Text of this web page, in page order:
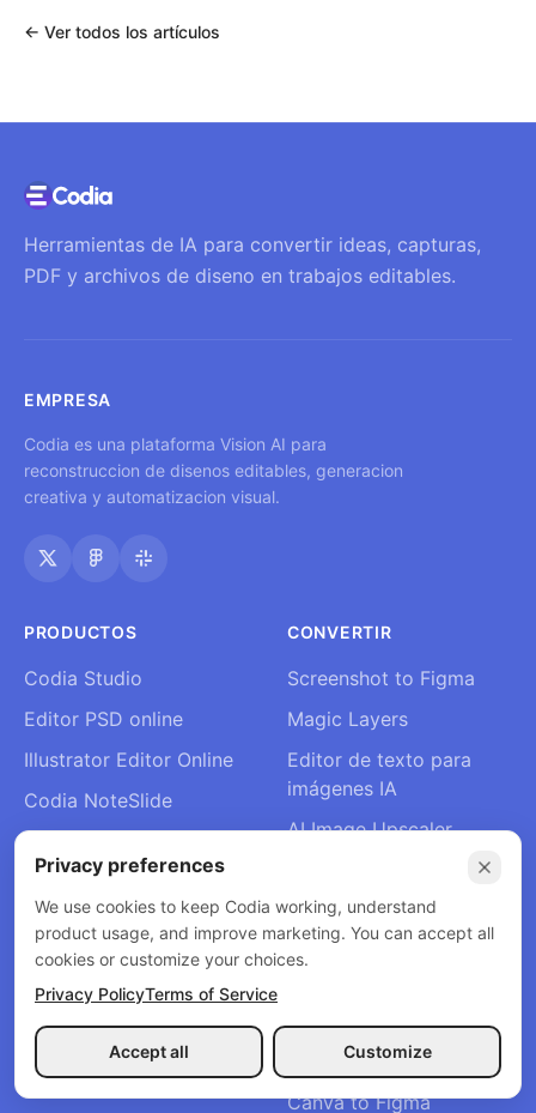
← Ver todos los artículos
Herramientas de IA para convertir ideas, capturas,
PDF y archivos de diseno en trabajos editables.
EMPRESA
Codia es una plataforma Vision AI para
reconstruccion de disenos editables, generacion
creativa y automatizacion visual.
PRODUCTOS
Codia Studio
Editor PSD online
Illustrator Editor Online
Codia NoteSlide
Codia AI Remix
Precios
CONVERTIR
Screenshot to Figma
Magic Layers
Editor de texto para
imágenes IA
AI Image Upscaler
Eliminador de marcas de
agua IA
Quitar fondo
PSD to Figma
Web a Figma
Canva to Figma
Privacy preferences
We use cookies to keep Codia working, understand
product usage, and improve marketing. You can accept all
cookies or customize your choices.
Privacy PolicyTerms of Service
Accept all Customize